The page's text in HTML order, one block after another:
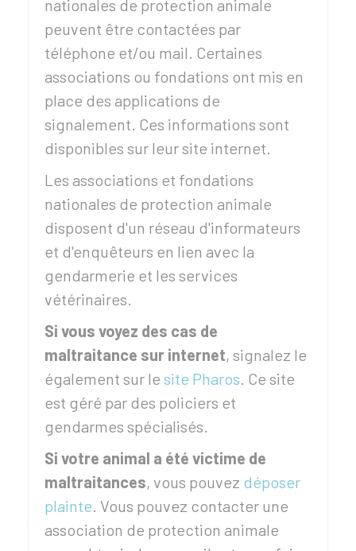
nationales de protection animale
peuvent être contactées par
téléphone et/ou mail. Certaines
associations ou fondations ont mis en
place des applications de
signalement. Ces informations sont
disponibles sur leur site internet.
Les associations et fondations
nationales de protection animale
disposent d'un réseau d'informateurs
et d'enquêteurs en lien avec la
gendarmerie et les services
vétérinaires.
Si vous voyez des cas de
maltraitance sur internet, signalez le
également sur le site Pharos. Ce site
est géré par des policiers et
gendarmes spécialisés.
Si votre animal a été victime de
maltraitances, vous pouvez déposer
plainte. Vous pouvez contacter une
association de protection animale